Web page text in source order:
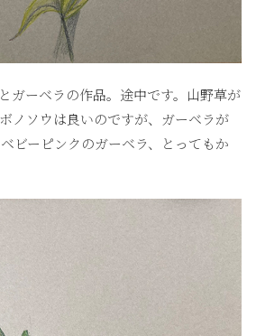
ガーベラの作品。途中です。山野草が
ノソウは良いのですが、ガーベラが
ビーピンクのガーベラ、とってもか